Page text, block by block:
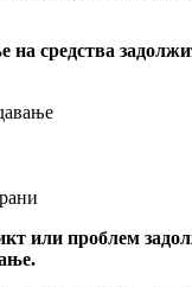
на средства
или проблем